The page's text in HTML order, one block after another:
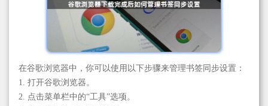
在谷歌浏览器中，你可以使用以下步骤来管理书签同步设置：
1. 打开谷歌浏览器。
2. 点击菜单栏中的“工具”选项。